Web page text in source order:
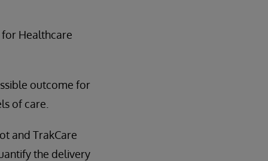
Healthcare
outcome for
of care.
and TrakCare
the delivery